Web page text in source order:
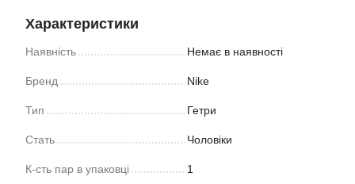
Характеристики
Наявність Немає в наявності
Бренд Nike
Тип Гетри
Стать Чоловіки
К-сть пар в упаковці 1